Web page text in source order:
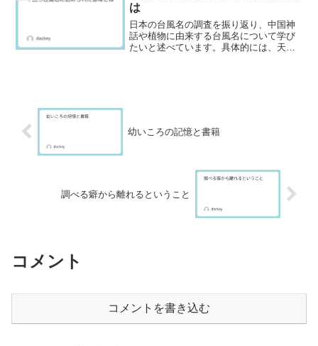
は
日本の台風名の調査を振り返り、中国神
話や植物に由来する台風名について学び
たいと述べています。具体的には、天
幼いころの記憶と書籍
調べる癖から離れるということ
コメント
コメントを書き込む